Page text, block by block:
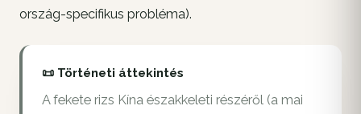
ország-specifikus probléma).
📜 Történeti áttekintés
A fekete rizs Kína északkeleti részéről (a mai